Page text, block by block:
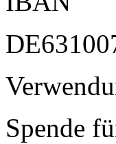
Spende